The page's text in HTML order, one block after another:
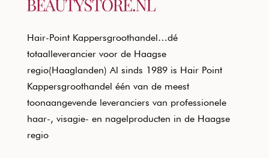
Hair-Point Kappersgroothandel…dé
totaalleverancier voor de Haagse
regio(Haaglanden) Al sinds 1989 is Hair Point
Kappersgroothandel één van de meest
toonaangevende leveranciers van professionele
haar-, visagie- en nagelproducten in de Haagse
regio